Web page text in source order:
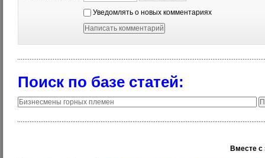
Уведомлять о новых комментариях
Поиск по базе статей:
Вместе с